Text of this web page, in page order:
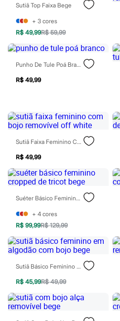
Jeans
Acessórios
Bolsas e Mochilas
Chapéus e Bonés
Cintos
Carteiras
Óculos
Relógios
Calçados
Sapatos
Sandálias e Papetes
Tênis
Moda esportiva
Bermudas
Camisetas
Calças
Calçados
Regatas
Moda íntima
Cuecas
Meias
Pijamas
Moda praia
Personagens
Plus size
Blusas e Camisetas
Camisas
Casacos e Jaquetas
Jeans
Moda esportiva
Shorts e Bermudas
Sutiã Top Faixa Bege
+ 3 cores
R$ 49,99R$ 59,99
Punho De Tule Poá Branco
R$ 49,99
Sutiã Faixa Feminino Com Bojo Removível Off White
R$ 49,99
Suéter Básico Feminino Cropped De Tricot Bege
+ 4 cores
R$ 99,99R$ 129,99
Sutiã Básico Feminino Em Algodão Com Bojo Bege
R$ 45,99R$ 49,99